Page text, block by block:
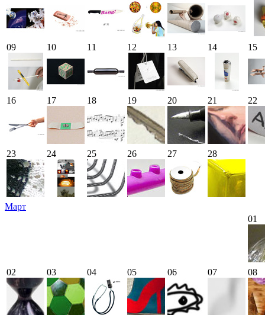
09 10 11 12 13 14 15
16 17 18 19 20 21 22
23 24 25 26 27 28
Март
01
02 03 04 05 06 07 08